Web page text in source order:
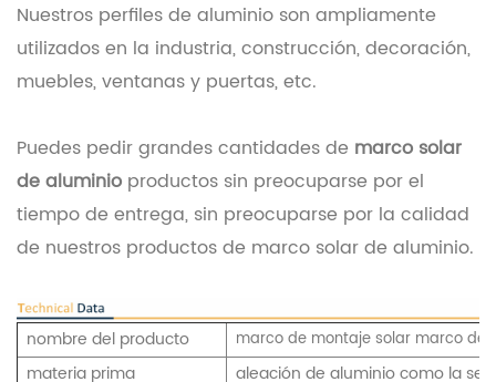
Nuestros perfiles de aluminio son ampliamente
utilizados en la industria, construcción, decoración,
muebles, ventanas y puertas, etc.
Puedes pedir grandes cantidades de marco solar
de aluminio productos sin preocuparse por el
tiempo de entrega, sin preocuparse por la calidad
de nuestros productos de marco solar de aluminio.
nombre del producto marco de montaje solar marco de
materia prima
aleación de aluminio como la